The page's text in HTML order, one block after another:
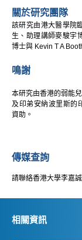
關於研究團隊
該研究由港大醫學院
生、助理講師麥駿宇
博士與 Kevin T A
鳴謝
本研究由香港的弱能
及印弟安納波里斯的
資助。
傳媒查詢
請聯絡香港大學李嘉
相關資訊